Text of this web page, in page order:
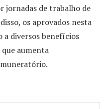
jornadas de trabalho de
os aprovados nesta
a diversos benefícios
aumenta